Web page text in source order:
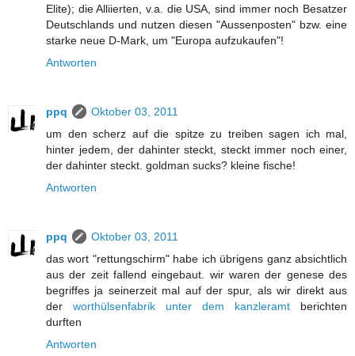
Elite); die Alliierten, v.a. die USA, sind immer noch Besatzer
Deutschlands und nutzen diesen "Aussenposten" bzw. eine
starke neue D-Mark, um "Europa aufzukaufen"!
Antworten
ppq
Oktober 03, 2011
um den scherz auf die spitze zu treiben sagen ich mal,
hinter jedem, der dahinter steckt, steckt immer noch einer,
der dahinter steckt. goldman sucks? kleine fische!
Antworten
ppq
Oktober 03, 2011
das wort "rettungschirm" habe ich übrigens ganz absichtlich
aus der zeit fallend eingebaut. wir waren der genese des
begriffes ja seinerzeit mal auf der spur, als wir direkt aus
der worthülsenfabrik unter dem kanzleramt berichten
durften
Antworten